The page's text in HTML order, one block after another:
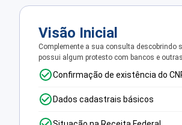
Visão Inicial
Complemente a sua consulta descobrindo
possui algum protesto com bancos e
Confirmação de existência do
Dados cadastrais básicos